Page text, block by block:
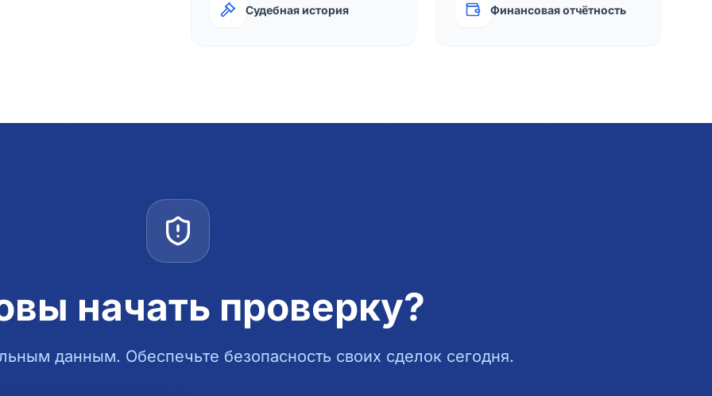
Судебная история Финансовая отчётность
начать проверку?
данным. Обеспечьте безопасность своих сделок сегодня.